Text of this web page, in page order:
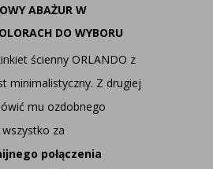
ABAŻUR W
DO WYBORU
ścienny ORLANDO z
minimalistyczny. Z drugiej
mu ozdobnego
za
połączenia